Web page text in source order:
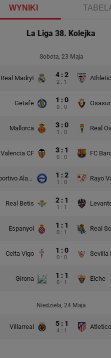
WYNIKI
La Liga 38. Kolejka
Sobota, 23 Maja
Real Madryt 4 : 2
2 : 1
Getafe 1 : 0
0 : 0
Mallorca 3 : 0
1 : 0
Real
Valencia CF 3 : 1
0 : 0
FC
Deportivo Alaves 1 : 2
1 : 0
Rayo
Real Betis 2 : 1
1 : 1
Espanyol 1 : 1
0 : 1
Real
Celta Vigo 1 : 0
0 : 0
Sevilla
Girona 1 : 1
0 : 1
Elche
Niedziela, 24 Maja
Villarreal 5 : 1
4 : 1